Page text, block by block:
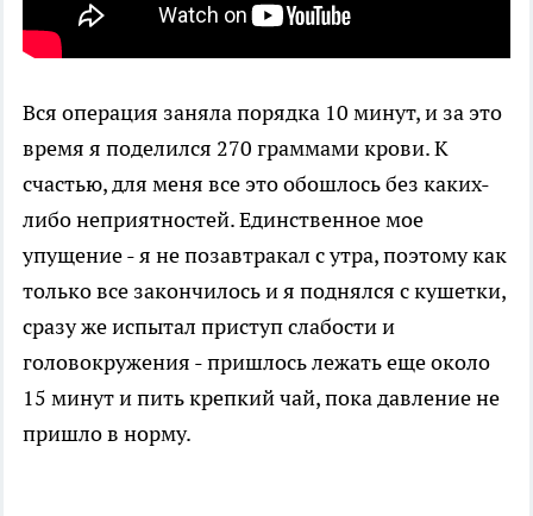
Вся операция заняла порядка 10 минут, и за это
время я поделился 270 граммами крови. К
счастью, для меня все это обошлось без каких-
либо неприятностей. Единственное мое
упущение - я не позавтракал с утра, поэтому как
только все закончилось и я поднялся с кушетки,
сразу же испытал приступ слабости и
головокружения - пришлось лежать еще около
15 минут и пить крепкий чай, пока давление не
пришло в норму.